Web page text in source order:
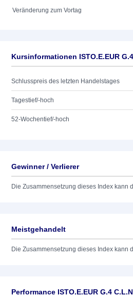
Veränderung zum Vortag
Kursinformationen ISTO.E.EUR
Schlusspreis des letzten Handelstages
Tagestief/-hoch
52-Wochentief/-hoch
Gewinner / Verlierer
Die Zusammensetzung dieses Index kann
Meistgehandelt
Die Zusammensetzung dieses Index kann
Performance ISTO.E.EUR G.4